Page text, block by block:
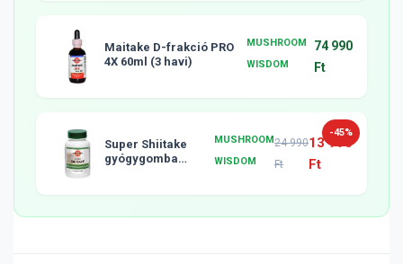
Maitake D-frakció PRO
4X 60ml (3 havi)
MUSHROOM
WISDOM
74 990
Ft
-45%
Super Shiitake
gyógygomba
MUSHROOM
WISDOM
24 990
Ft
13 990
Ft